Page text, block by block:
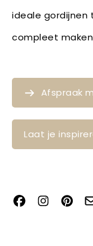
ideale gordijnen
compleet
Afspraak
Laat je